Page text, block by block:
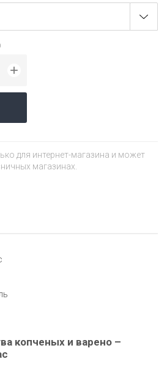
+
для интернет-магазина и может
магазинах.
копченых и варено –